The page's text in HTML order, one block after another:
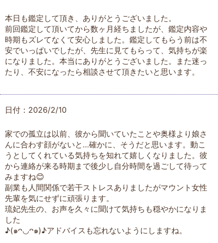
本日も鑑定して頂き、ありがとうございました。
前回鑑定して頂いてから数ヶ月経ちましたが、鑑定内容や
時期もズレてなくて安心しました。鑑定してもらう前は不
安でいっぱいでしたが、先生に見てもらって、気持ちが楽
になりました。本当にありがとうございました。また迷っ
たり、不安になったら相談させて頂きたいと思います。
日付：2026/2/10
家での孤立は以前、彼から聞いていたことや奥様より娘さ
んに合わす顔がないと…確かに、そうだと思います。動こ
うとしてくれている気持ちを知れて嬉しくなりました。彼
から連絡が来る時期まで後少し自分時間を過ごして待って
みますね😊
副業も人間関係で若干ストレスありましたがマウント女性
先輩を気にせずに頑張ります。
琉妃先生の、お声を久々に聞けて気持ちも穏やかになりま
した
♪(๑ᴖ◡ᴖ๑)♪アドバイスも忘れないようにしますね。